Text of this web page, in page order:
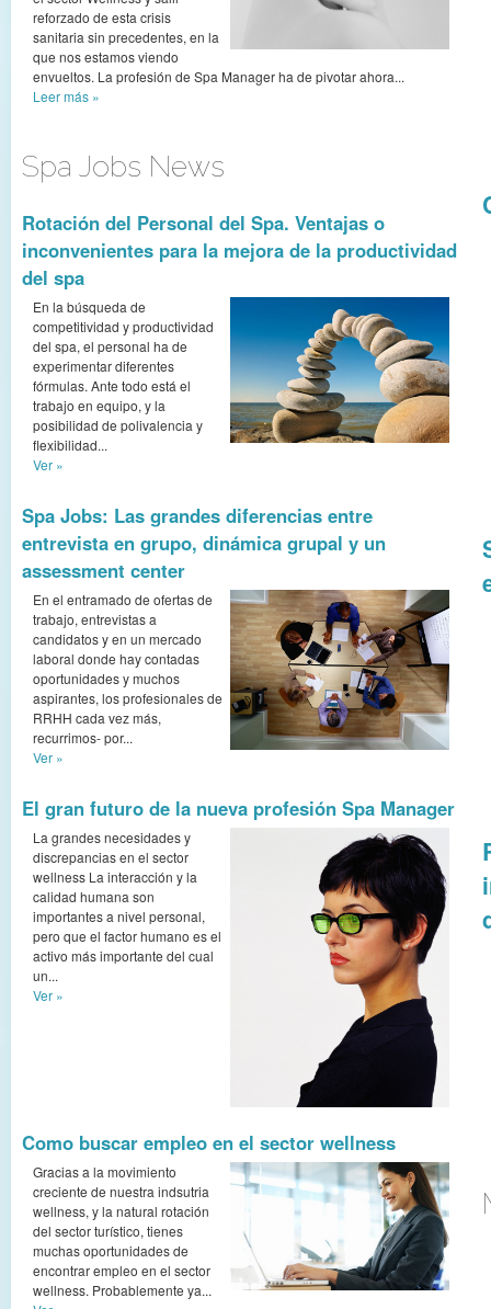
reforzado de esta crisis
sanitaria sin precedentes, en la
que nos estamos viendo
envueltos. La profesión de Spa Manager ha de pivotar ahora...
Leer más »
Spa Jobs News
Rotación del Personal del Spa. Ventajas o
inconvenientes para la mejora de la productividad
del spa
En la búsqueda de
competitividad y productividad
del spa, el personal ha de
experimentar diferentes
fórmulas. Ante todo está el
trabajo en equipo, y la
posibilidad de polivalencia y
flexibilidad...
Ver »
Spa Jobs: Las grandes diferencias entre
entrevista en grupo, dinámica grupal y un
assessment center
En el entramado de ofertas de
trabajo, entrevistas a
candidatos y en un mercado
laboral donde hay contadas
oportunidades y muchos
aspirantes, los profesionales de
RRHH cada vez más,
recurrimos- por...
Ver »
El gran futuro de la nueva profesión Spa Manager
La grandes necesidades y
discrepancias en el sector
wellness La interacción y la
calidad humana son
importantes a nivel personal,
pero que el factor humano es el
activo más importante del cual
un...
Ver »
Como buscar empleo en el sector wellness
Gracias a la movimiento
creciente de nuestra indsutria
wellness, y la natural rotación
del sector turístico, tienes
muchas oportunidades de
encontrar empleo en el sector
wellness. Probablemente ya...